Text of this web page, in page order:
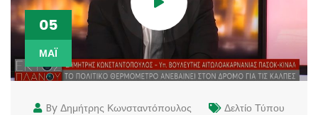
05
ΜΆΙ
By Δημήτρης Κωνσταντόπουλος Δελτίο Τύπου